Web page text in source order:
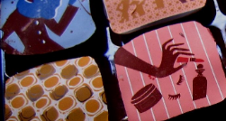
Skip
to
content